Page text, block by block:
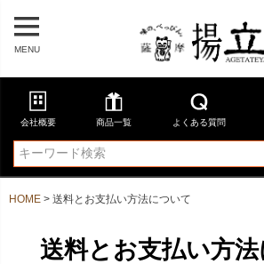
MENU
会社概要 商品一覧 よくある質問
HOME 送料とお支払い方法について
送料とお支払い方